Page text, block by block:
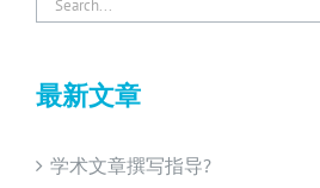
for:
最新文章
学术文章撰写指导?